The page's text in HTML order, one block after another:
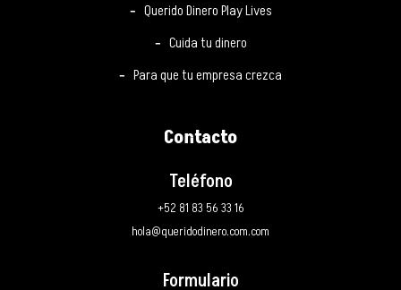
Querido Dinero Play Lives
Cuida tu dinero
Para que tu empresa crezca
Contacto
Teléfono
+52 81 83 56 33 16
hola@queridodinero.com.com
Formulario